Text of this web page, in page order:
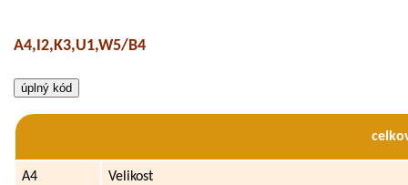
A4,I2,K3,U1,W5/B4
A4 Velikost